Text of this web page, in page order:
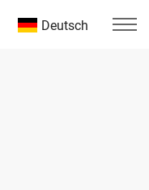
Deutsch